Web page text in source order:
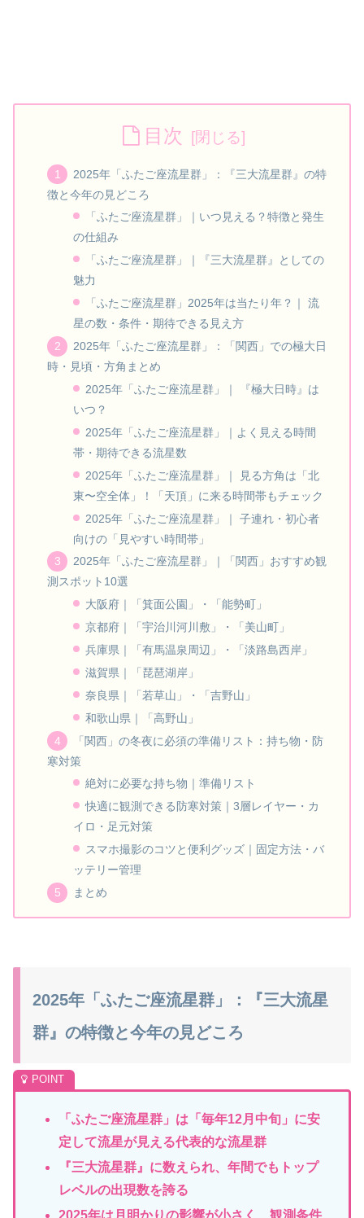
目次
2025年「ふたご座流星群」：『三大流星群』の特
徴と今年の見どころ
「ふたご座流星群」｜いつ見える？特徴と発生
の仕組み
「ふたご座流星群」｜『三大流星群』としての
魅力
「ふたご座流星群」2025年は当たり年？｜ 流
星の数・条件・期待できる見え方
2025年「ふたご座流星群」：「関西」での極大日
時・見頃・方角まとめ
2025年「ふたご座流星群」｜ 『極大日時』は
いつ？
2025年「ふたご座流星群」｜よく見える時間
帯・期待できる流星数
2025年「ふたご座流星群」｜ 見る方角は「北
東〜空全体」！「天頂」に来る時間帯もチェック
2025年「ふたご座流星群」｜ 子連れ・初心者
向けの「見やすい時間帯」
2025年「ふたご座流星群」｜「関西」おすすめ観
測スポット10選
大阪府｜「箕面公園」・「能勢町」
京都府｜「宇治川河川敷」・「美山町」
兵庫県｜「有馬温泉周辺」・「淡路島西岸」
滋賀県｜「琵琶湖岸」
奈良県｜「若草山」・「吉野山」
和歌山県｜「高野山」
「関西」の冬夜に必須の準備リスト：持ち物・防
寒対策
絶対に必要な持ち物｜準備リスト
快適に観測できる防寒対策｜3層レイヤー・カ
イロ・足元対策
スマホ撮影のコツと便利グッズ｜固定方法・バ
ッテリー管理
まとめ
2025年「ふたご座流星群」：『三大流星
群』の特徴と今年の見どころ
「ふたご座流星群」は「毎年12月中旬」に安
定して流星が見える代表的な流星群
『三大流星群』に数えられ、年間でもトップ
レベルの出現数を誇る
2025年は月明かりの影響が小さく、観測条件